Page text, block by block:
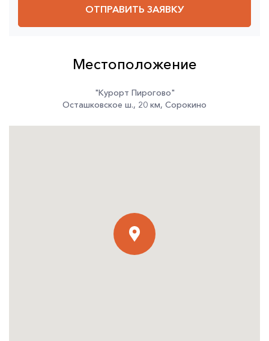
ОТПРАВИТЬ ЗАЯВКУ
Местоположение
"Курорт Пирогово"
Осташковское ш., 20 км, Сорокино